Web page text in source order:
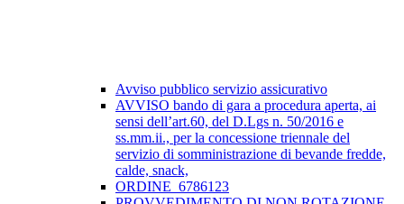
Avviso pubblico servizio assicurativo
AVVISO bando di gara a procedura aperta, ai
sensi dell’art.60, del D.Lgs n. 50/2016 e
ss.mm.ii., per la concessione triennale del
servizio di somministrazione di bevande fredde,
calde, snack,
ORDINE_6786123